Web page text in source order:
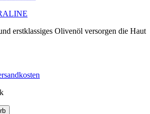
erstklassiges Olivenöl versorgen die Haut